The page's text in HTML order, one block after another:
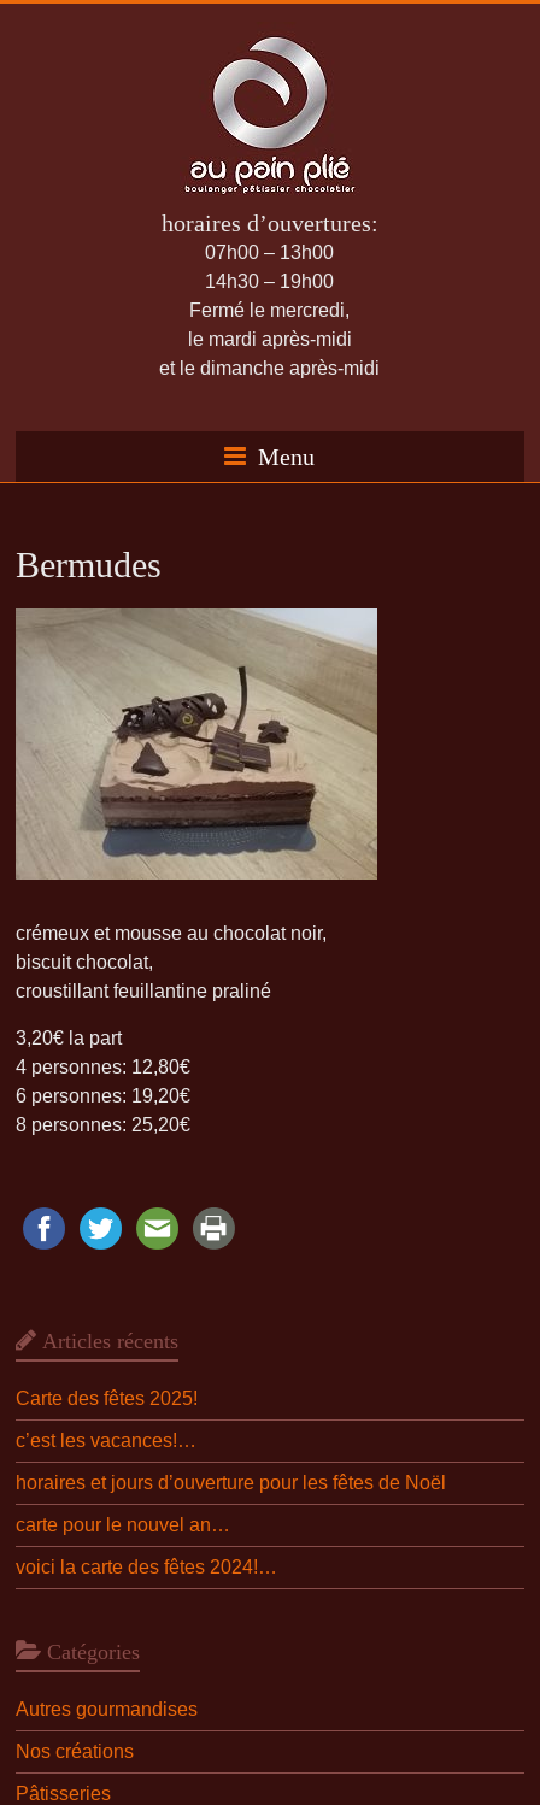
horaires d’ouvertures:
07h00 – 13h00
14h30 – 19h00
Fermé le mercredi,
le mardi après-midi
et le dimanche après-midi
Menu
Bermudes
crémeux et mousse au chocolat noir,
biscuit chocolat,
croustillant feuillantine praliné
3,20€ la part
4 personnes: 12,80€
6 personnes: 19,20€
8 personnes: 25,20€
Articles récents
Carte des fêtes 2025!
c’est les vacances!…
horaires et jours d’ouverture pour les fêtes de Noël
carte pour le nouvel an…
voici la carte des fêtes 2024!…
Catégories
Autres gourmandises
Nos créations
Pâtisseries